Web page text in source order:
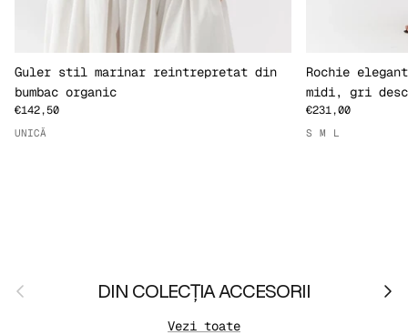
Guler stil marinar reintrepretat din
bumbac organic
€142,50
UNICĂ
Rochie
midi, gri
€231,00
S M L
Anterior DIN COLECȚIA ACCESORII
Vezi toate